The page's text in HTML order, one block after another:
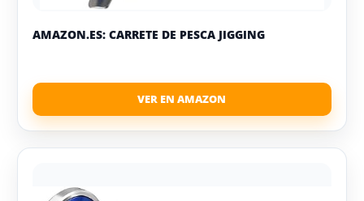
AMAZON.ES: CARRETE DE PESCA JIGGING